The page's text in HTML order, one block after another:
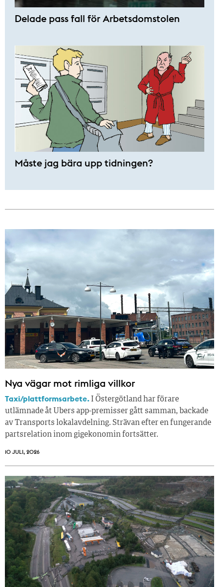
Delade pass fall för Arbetsdomstolen
Måste jag bära upp tidningen?
Nya vägar mot rimliga villkor
Taxi/plattformsarbete. I Östergötland har förare
utlämnade åt Ubers app-premisser gått samman, backade
av Transports lokalavdelning. Strävan efter en fungerande
partsrelation inom gigekonomin fortsätter.
10 JULI, 2026